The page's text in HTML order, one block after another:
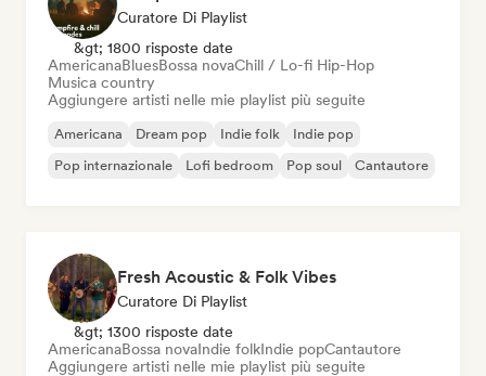
Curatore Di Playlist
&gt; 1800 risposte date
AmericanaBluesBossa novaChill / Lo-fi Hip-Hop
Musica country
Aggiungere artisti nelle mie playlist più seguite
Americana Dream pop Indie folk
Indie pop
Pop internazionale
Lofi bedroom Pop soul Cantautore
Fresh Acoustic & Folk Vibes
Curatore Di Playlist
&gt; 1300 risposte date
AmericanaBossa novaIndie folkIndie popCantautore
Aggiungere artisti nelle mie playlist più seguite